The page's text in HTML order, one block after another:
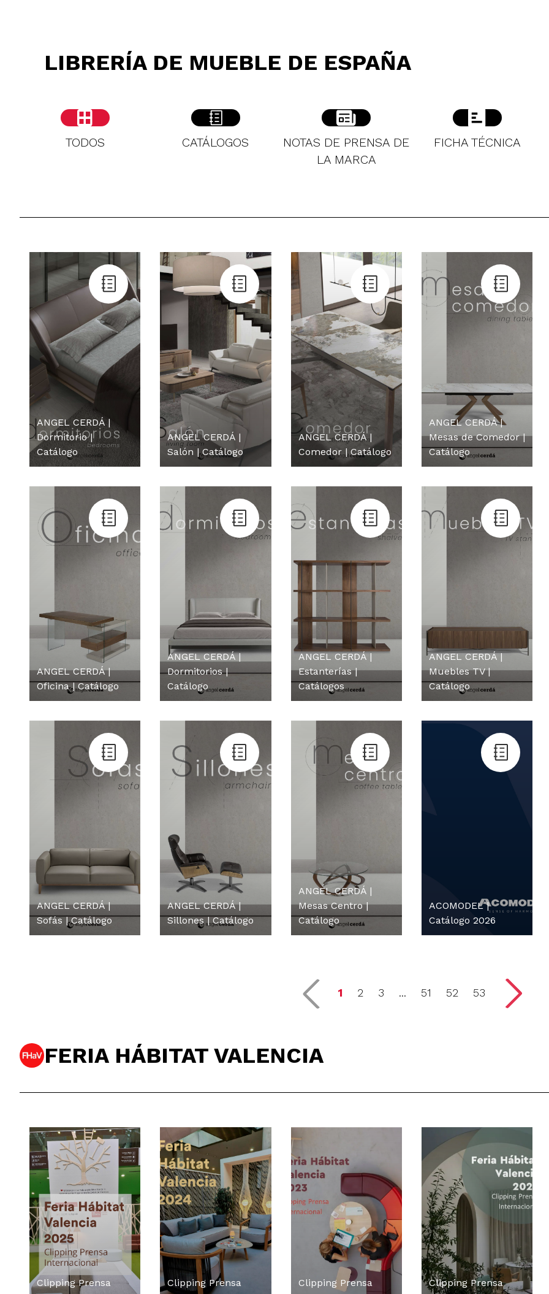
LIBRERÍA DE MUEBLE DE ESPAÑA
TODOS CATÁLOGOS
NOTAS DE PRENSA DE
LA MARCA
FICHA TÉCNICA
ANGEL CERDÁ |
Dormitorio |
Catálogo
ANGEL CERDÁ |
Salón | Catálogo
ANGEL CERDÁ |
Comedor | Catálogo
ANGEL CERDÁ |
Mesas de Comedor |
Catálogo
ANGEL CERDÁ |
Oficina | Catálogo
ANGEL CERDÁ |
Dormitorios |
Catálogo
ANGEL CERDÁ |
Estanterías |
Catálogos
ANGEL CERDÁ |
Muebles TV |
Catálogo
ANGEL CERDÁ |
Sofás | Catálogo
ANGEL CERDÁ |
Sillones | Catálogo
ANGEL CERDÁ |
Mesas Centro |
Catálogo
ACOMODEL |
Catálogo 2026
1 2 3 ... 51 52 53
FERIA HÁBITAT VALENCIA
Clipping Prensa
Clipping Prensa
Clipping Prensa
Clipping Prensa